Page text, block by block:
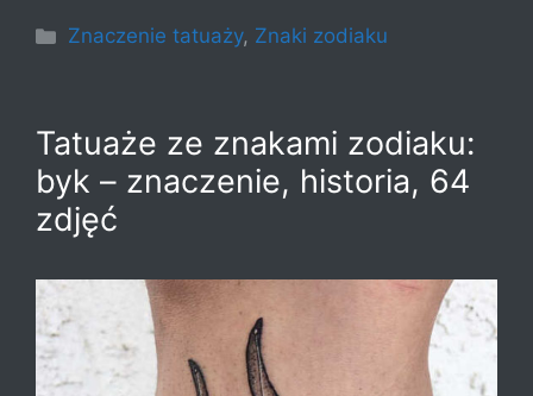
Kategorie
Znaczenie tatuaży, Znaki zodiaku
Tatuaże ze znakami zodiaku:
byk – znaczenie, historia, 64
zdjęć